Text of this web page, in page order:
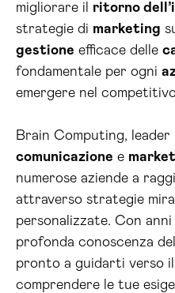
migliorare il ritorno
strategie di marketing
gestione efficace delle
fondamentale per ogni
emergere nel
Brain Computing,
comunicazione e
numerose aziende a
attraverso strategie
personalizzate. Con
profonda conoscenza
pronto a guidarti verso il
comprendere le tue